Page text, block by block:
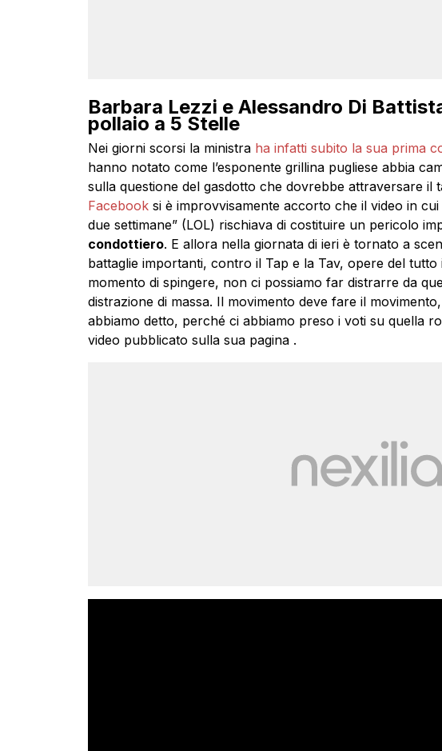
Barbara Lezzi e Alessandro Di
pollaio a 5 Stelle
Nei giorni scorsi la ministra ha infatti subito la sua prima
hanno notato come l’esponente grillina pugliese abbia
sulla questione del gasdotto che dovrebbe attraversare il
Facebook si è improvvisamente accorto che il video in
due settimane” (LOL) rischiava di costituire un pericolo
condottiero. E allora nella giornata di ieri è tornato a
battaglie importanti, contro il Tap e la Tav, opere del tutto
momento di spingere, non ci possiamo far distrarre da
distrazione di massa. Il movimento deve fare il
abbiamo detto, perché ci abbiamo preso i voti su quella
video pubblicato sulla sua pagina .